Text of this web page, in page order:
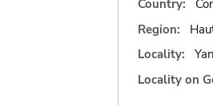
Country:
Region:
Locality:
Locality on